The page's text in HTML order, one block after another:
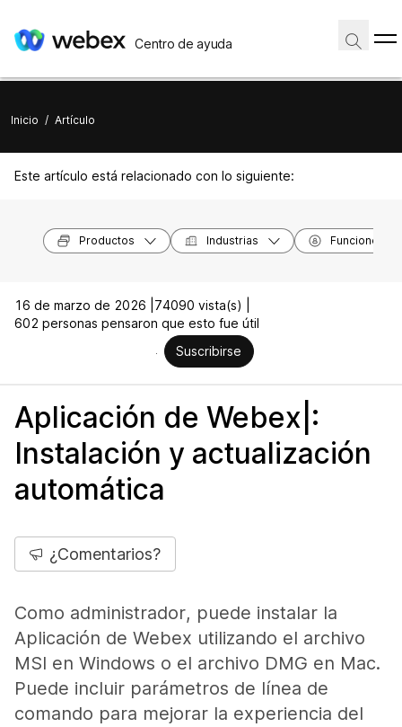
Centro de ayuda
Inicio / Artículo
Este artículo está relacionado con lo siguiente:
Productos Industrias Funciones
16 de marzo de 2026 | 74090 vista(s) |
602 personas pensaron que esto fue útil
Suscribirse
Aplicación de Webex|:
Instalación y actualización
automática
¿Comentarios?
Como administrador, puede instalar la
Aplicación de Webex utilizando el archivo
MSI en Windows o el archivo DMG en Mac.
Puede incluir parámetros de línea de
comando para mejorar la experiencia del